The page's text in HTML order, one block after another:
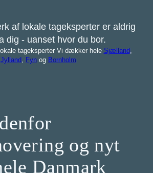
tageksperter Vi dækker hele Sjælland
Jylland
Fyn og Bornholm
og nyt
Danmark